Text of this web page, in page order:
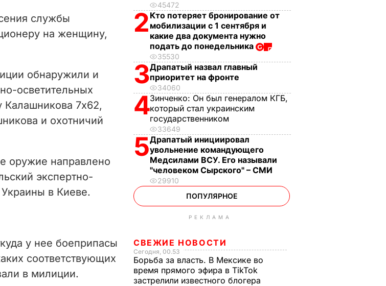
службы
на женщину,
обнаружили и
осветительных
Калашникова 7х62,
и охотничий
оружие направлено
экспертно-
в Киеве.
у нее боеприпасы
соответствующих
в милиции.
45472
2 Кто потеряет бронирование от
мобилизации с 1 сентября и
какие два документа нужно
подать до понедельника
35530
3Драпатый назвал главный
приоритет на фронте
34060
4Зинченко: Он был генералом КГБ,
который стал украинским
государственником
33649
5Драпатый инициировал
увольнение командующего
Медсилами ВСУ. Его называли
"человеком Сырского" – СМИ
29910
ПОПУЛЯРНОЕ
РЕКЛАМА
СВЕЖИЕ НОВОСТИ
Сегодня, 00.53
Борьба за власть. В Мексике во
время прямого эфира в TikTok
застрелили известного блогера